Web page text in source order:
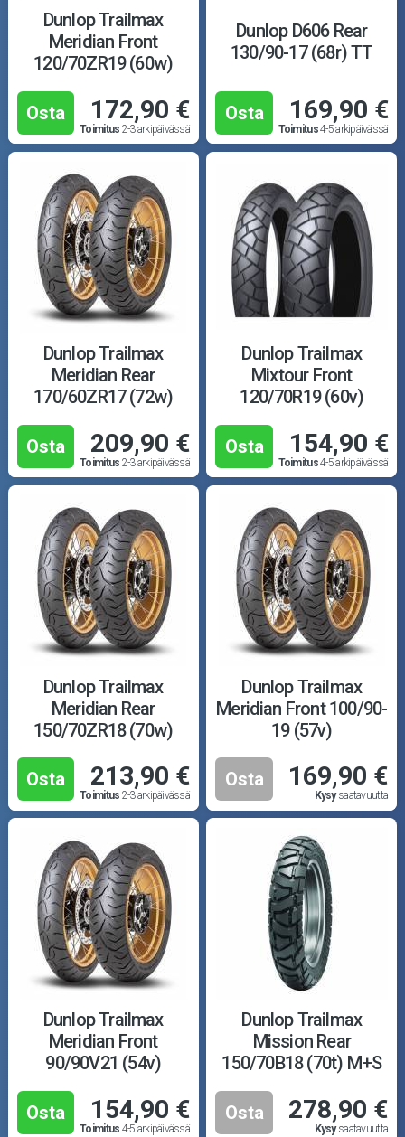
Dunlop Trailmax
Meridian Front
120/70ZR19 (60w)
Osta 172,90 €
Toimitus 2-3 arkipäivässä
Dunlop D606 Rear
130/90-17 (68r) TT
Osta 169,90 €
Toimitus4-5 arkipäivässä
Dunlop Trailmax
Meridian Rear
170/60ZR17 (72w)
Osta 209,90 €
Toimitus 2-3 arkipäivässä
Dunlop Trailmax
Mixtour Front
120/70R19 (60v)
Osta 154,90 €
Toimitus4-5 arkipäivässä
Dunlop Trailmax
Meridian Rear
150/70ZR18 (70w)
Osta 213,90 €
Toimitus 2-3 arkipäivässä
Dunlop Trailmax
Meridian Front 100/90-
19 (57v)
Osta 169,90 €
Kysysaatavuutta
Dunlop Trailmax
Meridian Front
90/90V21 (54v)
Osta 154,90 €
Toimitus 4-5 arkipäivässä
Dunlop Trailmax
Mission Rear
150/70B18 (70t) M+S
Osta 278,90 €
Kysysaatavuutta